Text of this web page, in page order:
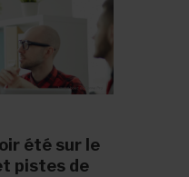
été sur le
pistes de